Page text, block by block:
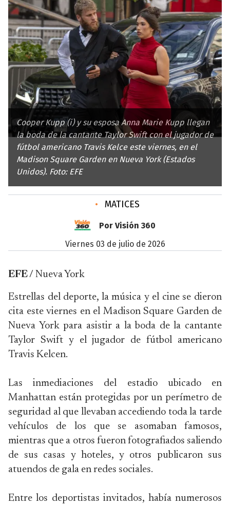
Cooper Kupp (i) y su esposa Anna Marie Kupp llegan
la boda de la cantante Taylor Swift con el jugador de
fútbol americano Travis Kelce este viernes, en el
Madison Square Garden en Nueva York (Estados
Unidos). Foto: EFE
• MATICES
Por Visión 360
viernes 03 de julio de 2026
EFE / Nueva York
Estrellas del deporte, la música y el cine se dieron
cita este viernes en el Madison Square Garden de
Nueva York para asistir a la boda de la cantante
Taylor Swift y el jugador de fútbol americano
Travis Kelcen.
Las inmediaciones del estadio ubicado en
Manhattan están protegidas por un perímetro de
seguridad al que llevaban accediendo toda la tarde
vehículos de los que se asomaban famosos,
mientras que a otros fueron fotografiados saliendo
de sus casas y hoteles, y otros publicaron sus
atuendos de gala en redes sociales.
Entre los deportistas invitados, había numerosos